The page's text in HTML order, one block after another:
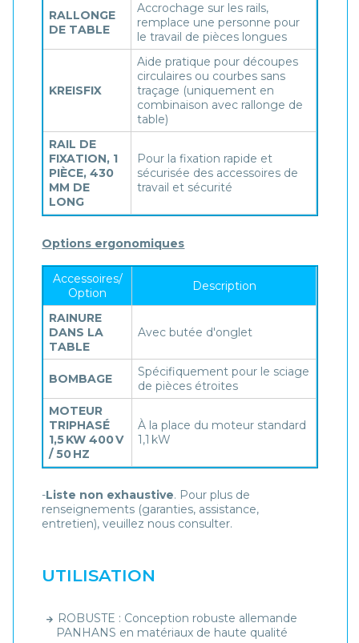
RALLONGE
DE TABLE
Accrochage sur les rails,
remplace une personne pour
le travail de pièces longues
KREISFIX
Aide pratique pour découpes
circulaires ou courbes sans
traçage (uniquement en
combinaison avec rallonge de
table)
RAIL DE
FIXATION, 1
PIÈCE, 430
MM DE
LONG
Pour la fixation rapide et
sécurisée des accessoires de
travail et sécurité
Options ergonomiques
Accessoires/
Option
Description
RAINURE
DANS LA
TABLE
Avec butée d'onglet
BOMBAGE
Spécifiquement pour le sciage
de pièces étroites
MOTEUR
TRIPHASÉ
1,5 KW 400 V
/ 50 HZ
À la place du moteur standard
1,1 kW
-Liste non exhaustive. Pour plus de
renseignements (garanties, assistance,
entretien), veuillez nous consulter.
UTILISATION
ROBUSTE : Conception robuste allemande
PANHANS en matériaux de haute qualité